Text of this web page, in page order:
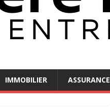
IMMOBILIER ASSURANCE